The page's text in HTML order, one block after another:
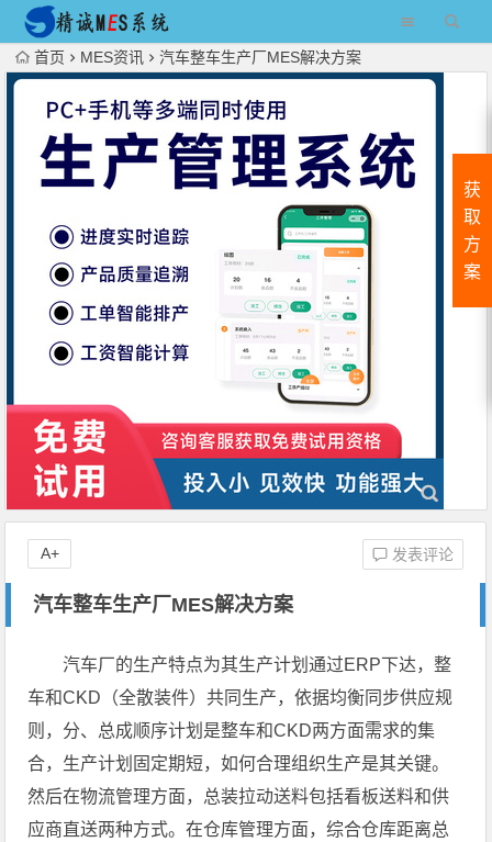
首页 MES资讯 汽车整车生产厂MES解决方案
汽车整车生产厂MES解决方案
发表评论
A+
汽车厂的生产特点为其生产计划通过ERP下达，整
车和CKD（全散装件）共同生产，依据均衡同步供应规
则，分、总成顺序计划是整车和CKD两方面需求的集
合，生产计划固定期短，如何合理组织生产是其关键。
然后在物流管理方面，总装拉动送料包括看板送料和供
应商直送两种方式。在仓库管理方面，综合仓库距离总
获
取
方
案